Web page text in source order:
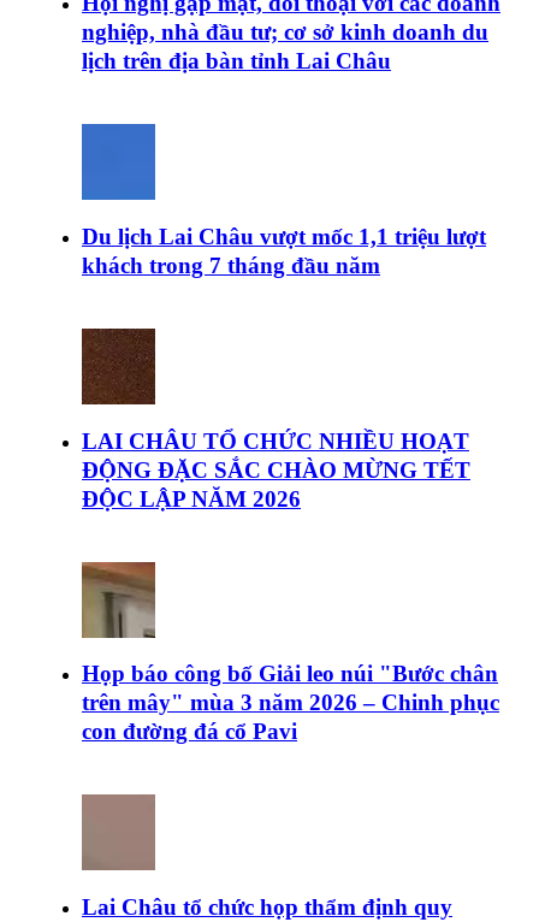
nghiệp, nhà đầu tư; cơ sở kinh doanh du
lịch trên địa bàn tỉnh Lai Châu
Du lịch Lai Châu vượt mốc 1,1 triệu lượt
khách trong 7 tháng đầu năm
LAI CHÂU TỔ CHỨC NHIỀU HOẠT
ĐỘNG ĐẶC SẮC CHÀO MỪNG TẾT
ĐỘC LẬP NĂM 2026
Họp báo công bố Giải leo núi "Bước chân
trên mây" mùa 3 năm 2026 – Chinh phục
con đường đá cổ Pavi
Lai Châu tổ chức họp thẩm định quy